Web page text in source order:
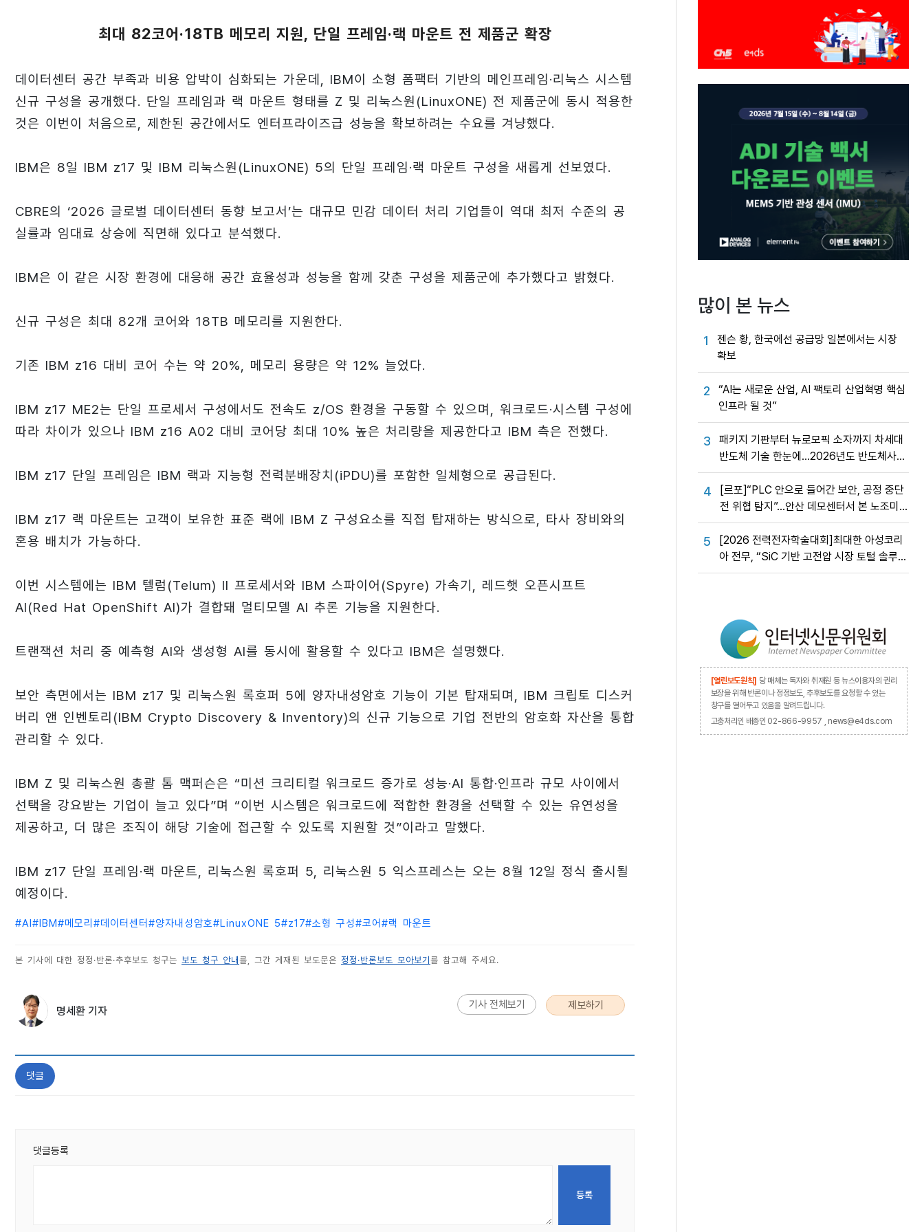
최대 82코어·18TB 메모리 지원, 단일 프레임·랙 마운트 전 제품군 확장
데이터센터 공간 부족과 비용 압박이 심화되는 가운데, IBM이 소형 폼팩터 기반의 메인프레임·리눅스 시스템
신규 구성을 공개했다. 단일 프레임과 랙 마운트 형태를 Z 및 리눅스원(LinuxONE) 전 제품군에 동시 적용한
것은 이번이 처음으로, 제한된 공간에서도 엔터프라이즈급 성능을 확보하려는 수요를 겨냥했다.
IBM은 8일 IBM z17 및 IBM 리눅스원(LinuxONE) 5의 단일 프레임·랙 마운트 구성을 새롭게 선보였다.
CBRE의 ‘2026 글로벌 데이터센터 동향 보고서’는 대규모 민감 데이터 처리 기업들이 역대 최저 수준의 공
실률과 임대료 상승에 직면해 있다고 분석했다.
IBM은 이 같은 시장 환경에 대응해 공간 효율성과 성능을 함께 갖춘 구성을 제품군에 추가했다고 밝혔다.
신규 구성은 최대 82개 코어와 18TB 메모리를 지원한다.
기존 IBM z16 대비 코어 수는 약 20%, 메모리 용량은 약 12% 늘었다.
IBM z17 ME2는 단일 프로세서 구성에서도 전속도 z/OS 환경을 구동할 수 있으며, 워크로드·시스템 구성에
따라 차이가 있으나 IBM z16 A02 대비 코어당 최대 10% 높은 처리량을 제공한다고 IBM 측은 전했다.
IBM z17 단일 프레임은 IBM 랙과 지능형 전력분배장치(iPDU)를 포함한 일체형으로 공급된다.
IBM z17 랙 마운트는 고객이 보유한 표준 랙에 IBM Z 구성요소를 직접 탑재하는 방식으로, 타사 장비와의
혼용 배치가 가능하다.
이번 시스템에는 IBM 텔럼(Telum) II 프로세서와 IBM 스파이어(Spyre) 가속기, 레드햇 오픈시프트
AI(Red Hat OpenShift AI)가 결합돼 멀티모델 AI 추론 기능을 지원한다.
트랜잭션 처리 중 예측형 AI와 생성형 AI를 동시에 활용할 수 있다고 IBM은 설명했다.
보안 측면에서는 IBM z17 및 리눅스원 록호퍼 5에 양자내성암호 기능이 기본 탑재되며, IBM 크립토 디스커
버리 앤 인벤토리(IBM Crypto Discovery & Inventory)의 신규 기능으로 기업 전반의 암호화 자산을 통합
관리할 수 있다.
IBM Z 및 리눅스원 총괄 톰 맥퍼슨은 “미션 크리티컬 워크로드 증가로 성능·AI 통합·인프라 규모 사이에서
선택을 강요받는 기업이 늘고 있다”며 “이번 시스템은 워크로드에 적합한 환경을 선택할 수 있는 유연성을
제공하고, 더 많은 조직이 해당 기술에 접근할 수 있도록 지원할 것”이라고 말했다.
IBM z17 단일 프레임·랙 마운트, 리눅스원 록호퍼 5, 리눅스원 5 익스프레스는 오는 8월 12일 정식 출시될
예정이다.
#AI#IBM#메모리 #데이터센터 #양자내성암호#LinuxONE 5#z17#소형 구성#코어 #랙 마운트
본 기사에 대한 정정·반론·추후보도 청구는 보도 청구 안내 를, 그간 게재된 보도문은 정정·반론보도 모아보기 를 참고해 주세요.
명세환 기자 기사 전체보기 제보하기
댓글
댓글등록
많이 본 뉴스
1
젠슨 황, 한국에선 공급망 일본에서는 시장
확보
2
“AI는 새로운 산업, AI 팩토리 산업혁명 핵심
인프라 될 것”
3
패키지 기판부터 뉴로모픽 소자까지 차세대
반도체 기술 한눈에…2026년도 반도체사업
성과교류회
4
[르포]“PLC 안으로 들어간 보안, 공정 중단
전 위협 탐지”…안산 데모센터서 본 노조미
네트웍스 OT 보안의 실제
5
[2026 전력전자학술대회]최대한 아성코리
아 전무, “SiC 기반 고전압 시장 토털 솔루션
제공”
[열린보도원칙] 당 매체는 독자와 취재원 등 뉴스이용자의 권리
보장을 위해 반론이나 정정보도, 추후보도를 요청할 수 있는
창구를 열어두고 있음을 알려드립니다.
고충처리인 배종인 02-866-9957 , news@e4ds.com